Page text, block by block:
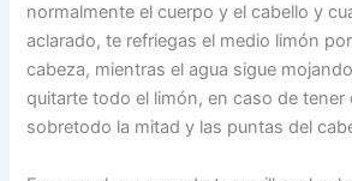
normalmente el cuerpo y el cabello y
aclarado, te refriegas el medio limón
cabeza, mientras el agua sigue
quitarte todo el limón, en caso de tener
sobretodo la mitad y las puntas del